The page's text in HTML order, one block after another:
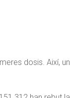
dosis. Així, un